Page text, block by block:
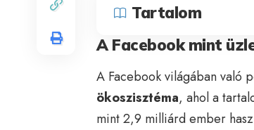
Tartalom
A Facebook mint
A Facebook világában való
ökoszisztéma, ahol a
mint 2,9 milliárd ember